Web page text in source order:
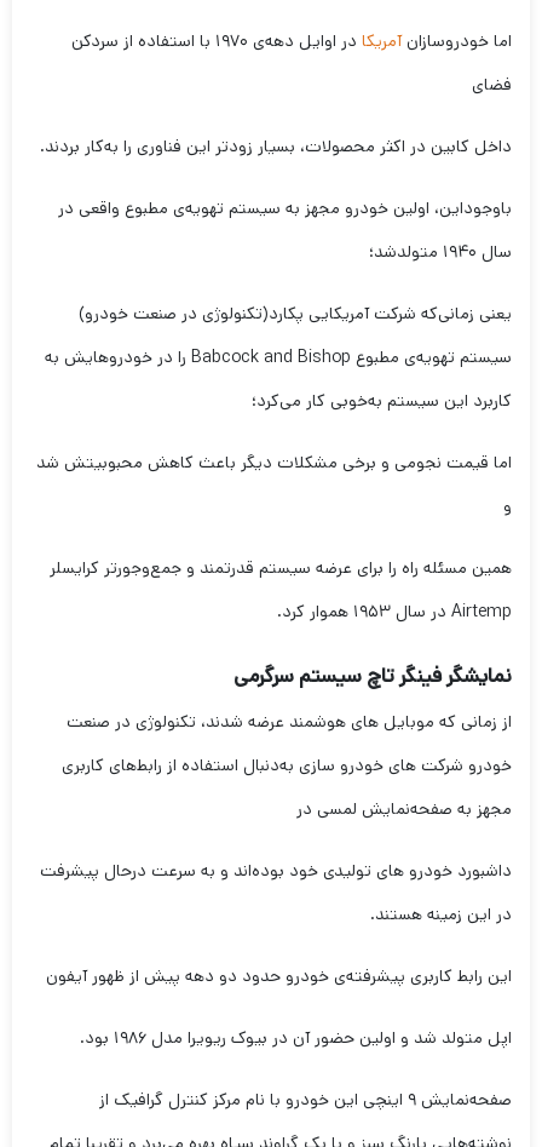
اما خودروسازان آمریکا
در اوایل دهه‌ی ۱۹۷۰ با استفاده از سردکن
فضای
داخل کابین در اکثر محصولات، بسیار زودتر این فناوری را به‌کار بردند.
باوجوداین، اولین خودرو مجهز به سیستم تهویه‌ی مطبوع واقعی در
سال ۱۹۴۰ متولدشد؛
یعنی زمانی‌که شرکت آمریکایی پکارد(تکنولوژی در صنعت خودرو)
سیستم تهویه‌ی مطبوع Babcock and Bishop را در خودروهایش به
کاربرد این سیستم به‌خوبی کار می‌کرد؛
اما قیمت نجومی و برخی مشکلات دیگر باعث کاهش محبوبیتش شد
و
همین مسئله راه را برای عرضه سیستم قدرتمند و جمع‌وجورتر کرایسلر
Airtemp در سال ۱۹۵۳ هموار کرد.
نمایشگر فینگر تاچ سیستم سرگرمی
از زمانی که موبایل های هوشمند عرضه شدند، تکنولوژی در صنعت
خودرو شرکت های خودرو سازی به‌دنبال استفاده از رابط‌های کاربری
مجهز به صفحه‌نمایش لمسی در
داشبورد خودرو های تولیدی خود بوده‌اند و به سرعت درحال پیشرفت
در این زمینه هستند.
این رابط کاربری پیشرفته‌ی خودرو حدود دو دهه پیش از ظهور آیفون
اپل متولد شد و اولین حضور آن در بیوک ریویرا مدل ۱۹۸۶ بود.
صفحه‌نمایش ۹ اینچی این خودرو با نام مرکز کنترل گرافیک از